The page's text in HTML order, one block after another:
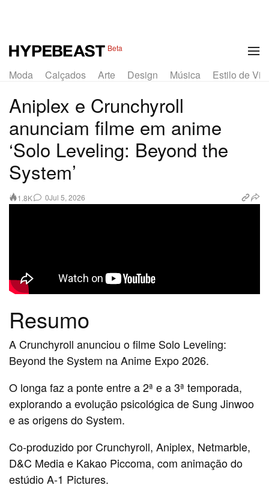
Beta
Moda Calçados Arte Design Música Estilo de
Aniplex e Crunchyroll
anunciam filme em anime
‘Solo Leveling: Beyond the
System’
1.8K 0Jul 5, 2026
Resumo
A Crunchyroll anunciou o filme Solo Leveling:
Beyond the System na Anime Expo 2026.
O longa faz a ponte entre a 2ª e a 3ª temporada,
explorando a evolução psicológica de Sung Jinwoo
e as origens do System.
Co‑produzido por Crunchyroll, Aniplex, Netmarble,
D&C Media e Kakao Piccoma, com animação do
estúdio A‑1 Pictures.